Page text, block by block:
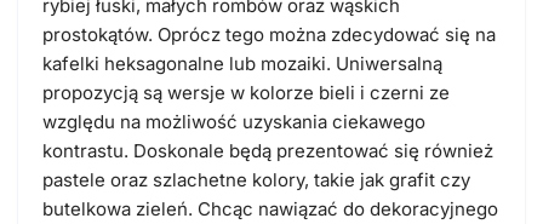
rybiej łuski, małych rombów oraz wąskich
prostokątów. Oprócz tego można zdecydować się na
kafelki heksagonalne lub mozaiki. Uniwersalną
propozycją są wersje w kolorze bieli i czerni ze
względu na możliwość uzyskania ciekawego
kontrastu. Doskonale będą prezentować się również
pastele oraz szlachetne kolory, takie jak grafit czy
butelkowa zieleń. Chcąc nawiązać do dekoracyjnego